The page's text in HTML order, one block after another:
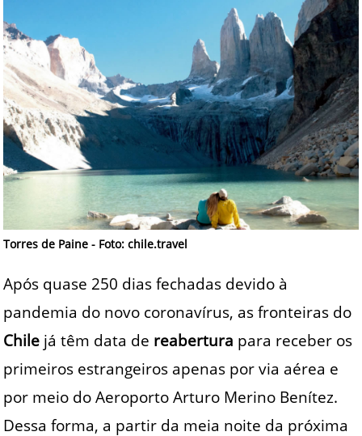
Torres de Paine - Foto: chile.travel
Após quase 250 dias fechadas devido à
pandemia do novo coronavírus, as fronteiras do
Chile já têm data de reabertura para receber os
primeiros estrangeiros apenas por via aérea e
por meio do Aeroporto Arturo Merino Benítez.
Dessa forma, a partir da meia noite da próxima